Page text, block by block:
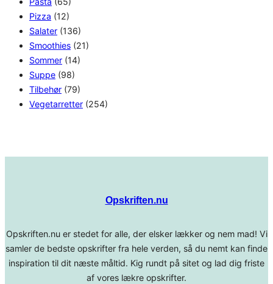
Pizza (12)
Salater (136)
Smoothies (21)
Sommer (14)
Suppe (98)
Tilbehør (79)
Vegetarretter (254)
Opskriften.nu
Opskriften.nu er stedet for alle, der elsker lækker og nem mad! Vi
samler de bedste opskrifter fra hele verden, så du nemt kan finde
inspiration til dit næste måltid. Kig rundt på sitet og lad dig friste
af vores lækre opskrifter.